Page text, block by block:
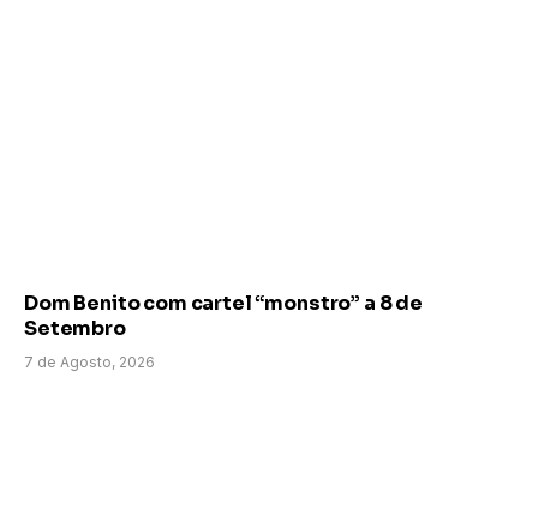
Dom Benito com cartel “monstro” a 8 de
Setembro
7 de Agosto, 2026